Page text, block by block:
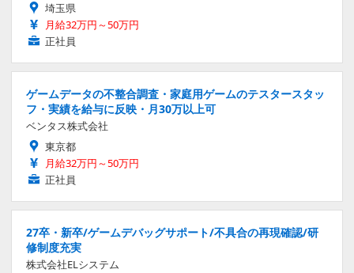
埼玉県
月給32万円～50万円
正社員
ゲームデータの不整合調査・家庭用ゲームのテスタースタッ
フ・実績を給与に反映・月30万以上可
ベンタス株式会社
東京都
月給32万円～50万円
正社員
27卒・新卒/ゲームデバッグサポート/不具合の再現確認/研
修制度充実
株式会社ELシステム